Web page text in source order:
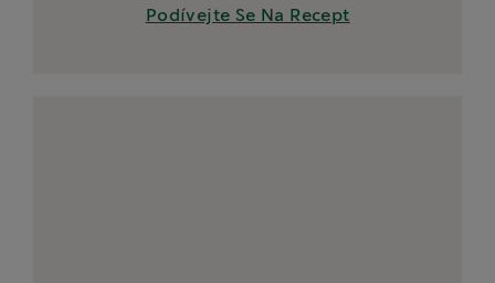
Podívejte Se Na Recept